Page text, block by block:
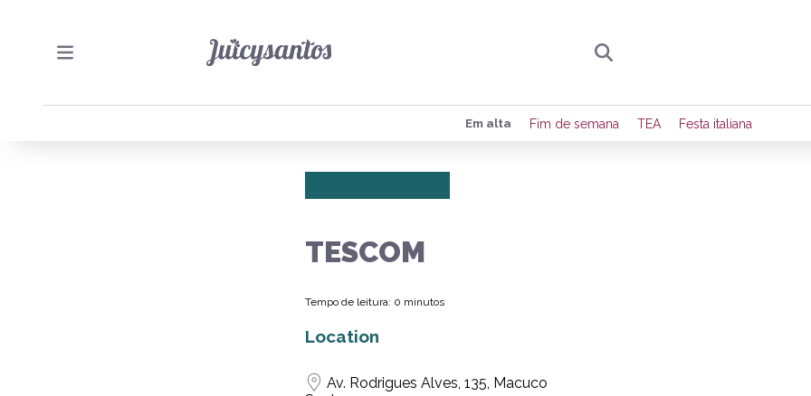
Preencha seus dados para receber toda
de eventos e notícias da região.
Em alta Fim de semana TEA Festa italiana
TESCOM
Tempo de leitura: 0 minutos
Location
Av. Rodrigues Alves, 135, Macuco